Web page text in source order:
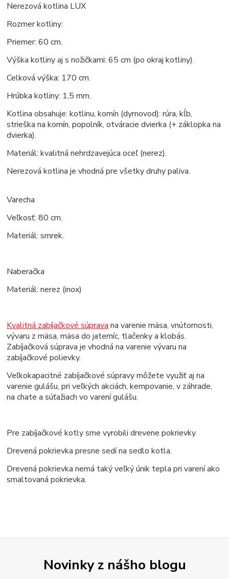
Nerezová kotlina LUX
Rozmer kotliny:
Priemer: 60 cm.
Výška kotliny aj s nožičkami: 65 cm (po okraj kotliny).
Celková výška: 170 cm.
Hrúbka kotliny: 1,5 mm.
Kotlina obsahuje: kotlinu, komín (dymovod): rúra, kĺb,
strieška na komín, popolník, otváracie dvierka (+ záklopka na
dvierka).
Materiál: kvalitná nehrdzavejúca oceľ (nerez).
Nerezová kotlina je vhodná pre všetky druhy paliva.
Varecha
Veľkosť: 80 cm.
Materiál: smrek.
Naberačka
Materiál: nerez (inox)
Kvalitná zabíjačkové súprava na varenie mäsa, vnútornosti,
vývaru z mäsa, mäsa do jaterníc, tlačenky a klobás.
Zabíjačková súprava je vhodná na varenie vývaru na
zabíjačkové polievky.
Veľkokapacitné zabíjačkové súpravy môžete využiť aj na
varenie gulášu, pri veľkých akciách, kempovanie, v záhrade,
na chate a súťažiach vo varení gulášu.
Pre zabíjačkové kotly sme vyrobili drevene pokrievky.
Drevená pokrievka presne sedí na sedlo kotla.
Drevená pokrievka nemá taký veľký únik tepla pri varení ako
smaltovaná pokrievka.
Novinky z nášho blogu